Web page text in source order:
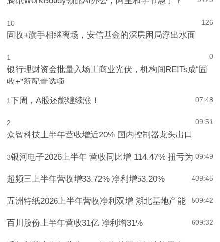
腾讯WorkBuddy领跑AI办公，阿里和字节急了？
固收+旗手相继离场，安信基金的深层困局浮出水面
银行理财资金批量入场工商业光伏，机构间REITs成“固
收+”新配置选项
下周，A股还能继续涨！
众智科技上半年营收增近20% 国内控制器龙头出口
银河电子2026上半年 营收同比增 114.47% 扭亏为
超频三上半年营收增33.72% 净利增53.20%
五洲特纸2026上半年营收净利双增 湖北基地产能
百川股份上半年营收31亿 净利增31%